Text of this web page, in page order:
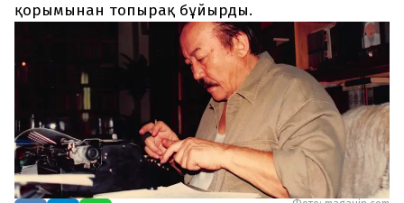
Редакциямен байланыс
+7 708 604 51 06
Жарнама бөлімі
+7 701 220 64 52
Пошта
zhasalash100@gmail.com
қорымынан топырақ бұйырды.